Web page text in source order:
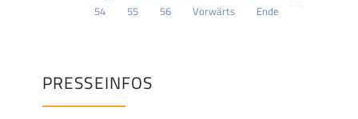
54
55 56 Vorwärts Ende
PRESSEINFOS